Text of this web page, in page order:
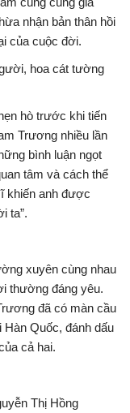
nhận bản thân hồi
của cuộc đời.
hò trước khi tiến
Trương nhiều lần
bình luận ngọt
tâm và cách thể
khiến anh được
ta”.
xuyên cùng nhau
thường đáng yêu.
đã có màn cầu
Hàn Quốc, đánh dấu
cả hai.
Thị Hồng